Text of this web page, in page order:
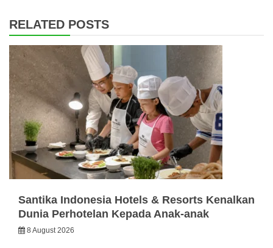
RELATED POSTS
Santika Indonesia Hotels & Resorts Kenalkan
Dunia Perhotelan Kepada Anak-anak
8 August 2026